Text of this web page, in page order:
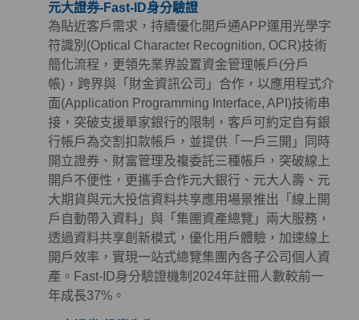
元大證券-Fast-ID身分驗證
為貼近客戶需求，持續優化開戶通APP運用光學字
符識別(Optical Character Recognition, OCR)技術
簡化流程，更領先業界設置資金管理帳戶(分戶
帳)，跨界與「財金資訊公司」合作，以應用程式介
面(Application Programming Interface, API)技術串
接，突破支援單家銀行的限制，客戶可約定自有銀
行帳戶為交割扣款帳戶，並提供「一戶三開」同時
開立證券、財富管理及複委託三種帳戶，突破線上
開戶不便性，更攜手合作元大銀行、元大人壽、元
大期貨與元大投信資料共享應用場景推出「線上開
戶自動帶入資料」與「集團資產總覽」兩大服務，
透過資料共享創新模式，優化用戶體驗，加速線上
開戶效率，實現一站式總覽集團內各子公司個人資
產。Fast-ID身分驗證機制2024年註冊人數較前一
年成長37%。